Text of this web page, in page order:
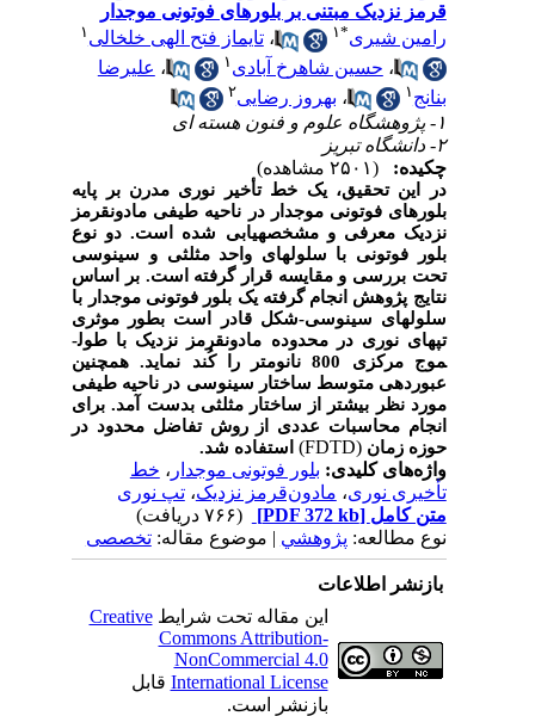
قرمز نزدیک مبتنی بر بلورهای فوتونی موجدار
رامین شیری* ۱ ،تایماز فتح الهی خلخالی
،حسین شاهرخ آبادی ،علیرضا
بنانج۱ ،بهروز رضایی
چکیده:
در این تحقیق، یک خط تأخیر نوری مدرن بر پایه
بلورهای فوتونی موجدار در ناحیه طیفی مادون­قرمز
نزدیک معرفی و مشخصه­یابی شده است. دو نوع
بلور فوتونی با سلولهای واحد مثلثی و سینوسی
تحت بررسی و مقایسه قرار گرفته است. بر اساس
نتایج پژوهش انجام گرفته یک بلور فوتونی موجدار با
سلولهای سینوسی-شکل قادر است بطور موثری
تپهای نوری در محدوده مادون­قرمز نزدیک با طول­
موج مرکزی 800 نانومتر را کُند نماید. همچنین
عبوردهی متوسط ساختار سینوسی در ناحیه طیفی
مورد نظر بیشتر از ساختار مثلثی بدست آمد. برای
انجام محاسبات عددی از روش تفاضل محدود در
حوزه زمان(FDTD)استفاده شد.
واژه‌های کلیدی:بلور فوتونی موجدار ، خط
تأخیری نوری،مادون‌قرمز نزدیک،تپ نوری
متن کامل[PDF 372 kb]
نوع مطالعه:پژوهشي| موضوع مقاله:تخصصی
بازنشر اطلاعات
این مقاله تحت شرایطCreative
Commons Attribution-
NonCommercial 4.0
International Licenseقابل
بازنشر است.